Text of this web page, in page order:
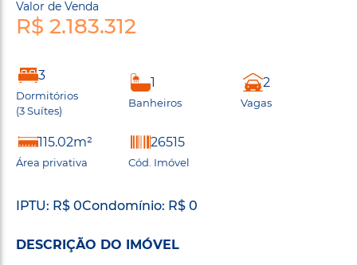
Valor de Venda
R$ 2.183.312
3
Dormitórios
(3 Suítes)
1
Banheiros
2
Vagas
115.02m²
Área privativa
26515
Cód. Imóvel
IPTU: R$ 0Condomínio: R$ 0
DESCRIÇÃO DO IMÓVEL